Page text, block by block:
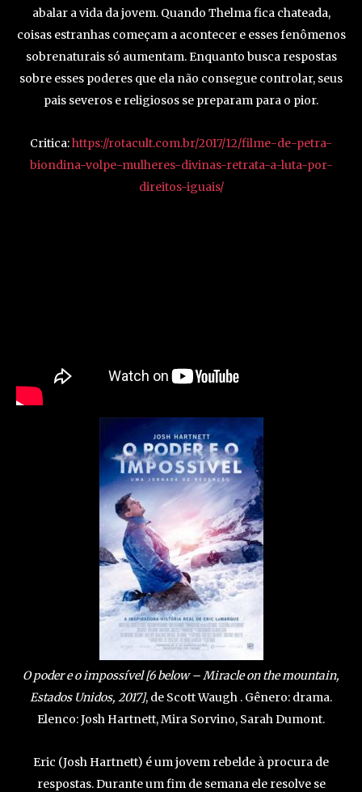
abalar a vida da jovem. Quando Thelma fica chateada,
coisas estranhas começam a acontecer e esses fenômenos
sobrenaturais só aumentam. Enquanto busca respostas
sobre esses poderes que ela não consegue controlar, seus
pais severos e religiosos se preparam para o pior.
Critica:https://rotacult.com.br/2017/12/filme-de-petra-
biondina-volpe-mulheres-divinas-retrata-a-luta-por-
direitos-iguais/
O poder e o impossível [6 below – Miracle on the mountain,
Estados Unidos, 2017], de Scott Waugh . Gênero: drama.
Elenco: Josh Hartnett, Mira Sorvino, Sarah Dumont.
Eric (Josh Hartnett) é um jovem rebelde à procura de
respostas. Durante um fim de semana ele resolve se